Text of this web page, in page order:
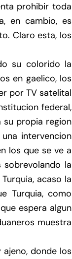
prohibir toda
en cambio, es
Claro esta, los
su colorido la
en gaelico, los
por TV satelital
federal,
su propia region
intervencion
los que se ve a
la
acaso la
Turquia, como
espera algun
muestra
donde los